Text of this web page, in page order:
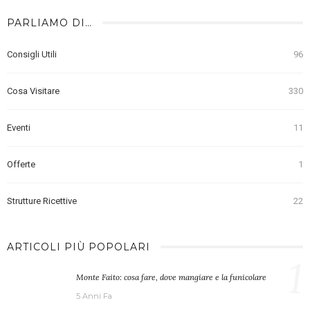
PARLIAMO DI…
Consigli Utili 96
Cosa Visitare 330
Eventi 11
Offerte 1
Strutture Ricettive 22
ARTICOLI PIÙ POPOLARI
Monte Faito: cosa fare, dove mangiare e la funicolare
5 Anni Fa